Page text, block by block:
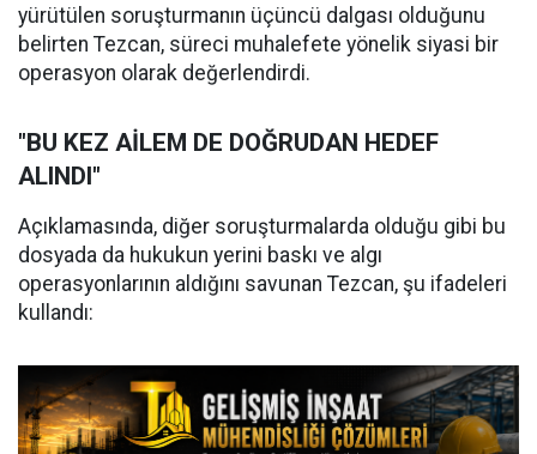
yürütülen soruşturmanın üçüncü dalgası olduğunu
belirten Tezcan, süreci muhalefete yönelik siyasi bir
operasyon olarak değerlendirdi.
"BU KEZ AİLEM DE DOĞRUDAN HEDEF
ALINDI"
Açıklamasında, diğer soruşturmalarda olduğu gibi bu
dosyada da hukukun yerini baskı ve algı
operasyonlarının aldığını savunan Tezcan, şu ifadeleri
kullandı: